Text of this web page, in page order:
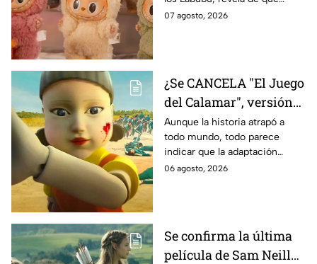
tratará la cinta. Aquí te
07 agosto, 2026
¿Se CANCELA "El Juego
del Calamar", versión
Estados Unidos? Esto
es lo que se sabe al
momento
Aunque la historia atrapó a
todo mundo, todo parece
indicar que la adaptación
podría ser cancelada:
06 agosto, 2026
Se confirma la última
película de Sam Neill